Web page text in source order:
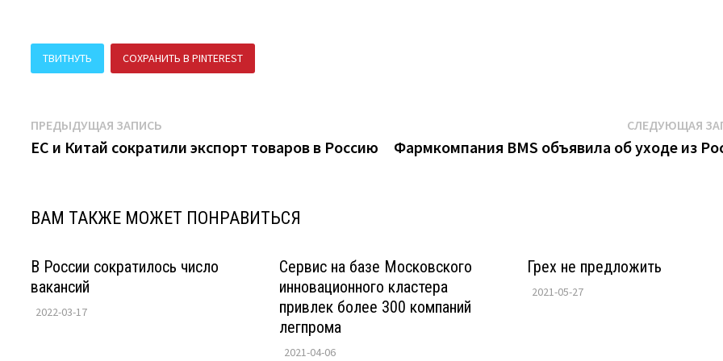
ТВИТНУТЬ СОХРАНИТЬ В PINTEREST
Навигация
по
ПРЕДЫДУЩАЯ ЗАПИСЬ
запись:
ЕС и Китай сократили экспорт товаров в Россию
СЛЕДУЮЩАЯ
Фармкомпания BMS объявила об уходе из
ВАМ ТАКЖЕ МОЖЕТ ПОНРАВИТЬСЯ
В России сократилось число
вакансий
2022-03-17
Сервис на базе Московского
инновационного кластера
привлек более 300 компаний
легпрома
2021-04-06
Грех не предложить
2021-05-27